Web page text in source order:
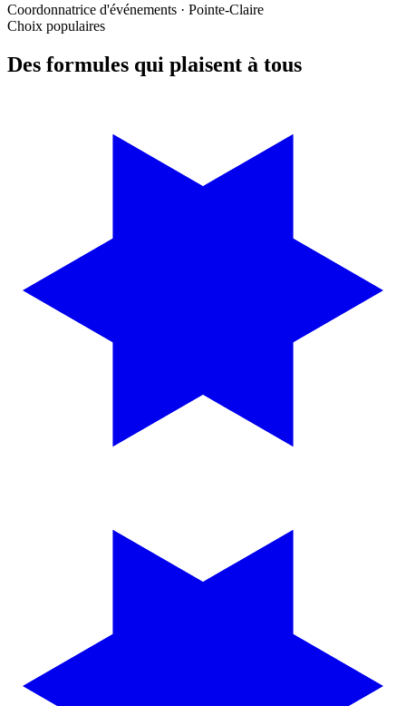
Coordonnatrice d'événements · Pointe-Claire
Choix populaires
Des formules qui plaisent à tous